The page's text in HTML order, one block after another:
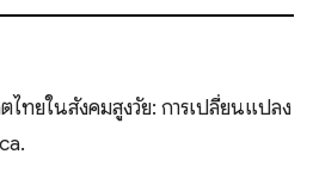
ทยในสังคมสูงวัย: การเปลี่ยนแปลง